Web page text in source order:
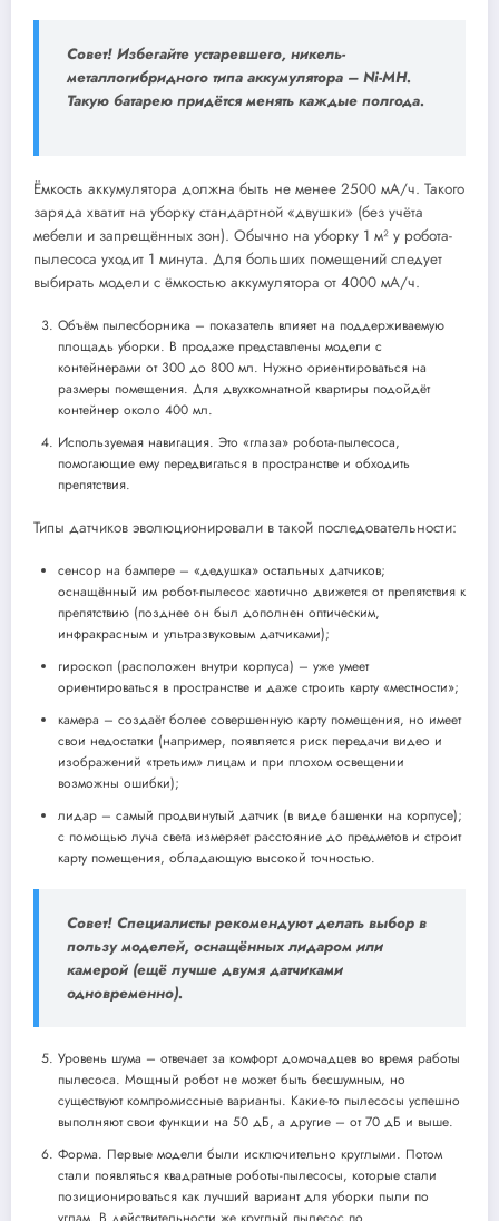
Совет! Избегайте устаревшего, никель-
металлогибридного типа аккумулятора – Ni-MH.
Такую батарею придётся менять каждые полгода.
Ёмкость аккумулятора должна быть не менее 2500 мА/ч. Такого
заряда хватит на уборку стандартной «двушки» (без учёта
мебели и запрещённых зон). Обычно на уборку 1 м² у робота-
пылесоса уходит 1 минута. Для больших помещений следует
выбирать модели с ёмкостью аккумулятора от 4000 мА/ч.
Объём пылесборника – показатель влияет на поддерживаемую
площадь уборки. В продаже представлены модели с
контейнерами от 300 до 800 мл. Нужно ориентироваться на
размеры помещения. Для двухкомнатной квартиры подойдёт
контейнер около 400 мл.
Используемая навигация. Это «глаза» робота-пылесоса,
помогающие ему передвигаться в пространстве и обходить
препятствия.
Типы датчиков эволюционировали в такой последовательности:
сенсор на бампере – «дедушка» остальных датчиков;
оснащённый им робот-пылесос хаотично движется от препятствия к
препятствию (позднее он был дополнен оптическим,
инфракрасным и ультразвуковым датчиками);
гироскоп (расположен внутри корпуса) – уже умеет
ориентироваться в пространстве и даже строить карту «местности»;
камера – создаёт более совершенную карту помещения, но имеет
свои недостатки (например, появляется риск передачи видео и
изображений «третьим» лицам и при плохом освещении
возможны ошибки);
лидар – самый продвинутый датчик (в виде башенки на корпусе);
с помощью луча света измеряет расстояние до предметов и строит
карту помещения, обладающую высокой точностью.
Совет! Специалисты рекомендуют делать выбор в
пользу моделей, оснащённых лидаром или
камерой (ещё лучше двумя датчиками
одновременно).
Уровень шума – отвечает за комфорт домочадцев во время работы
пылесоса. Мощный робот не может быть бесшумным, но
существуют компромиссные варианты. Какие-то пылесосы успешно
выполняют свои функции на 50 дБ, а другие – от 70 дБ и выше.
Форма. Первые модели были исключительно круглыми. Потом
стали появляться квадратные роботы-пылесосы, которые стали
позиционироваться как лучший вариант для уборки пыли по